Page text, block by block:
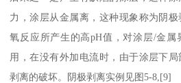
力，涂层从金属离，这种现象称为阴
氧反应所产生的高pH值，对涂层/金
用，在没有外加电流时，由于涂层下
剥离的破坏。阴极剥离实例见图5-8,[9]